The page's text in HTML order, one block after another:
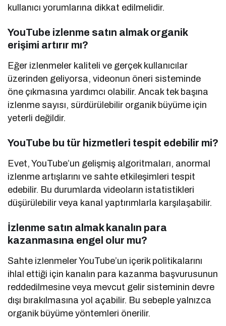
kullanıcı yorumlarına dikkat edilmelidir.
YouTube izlenme satın almak organik
erişimi artırır mı?
Eğer izlenmeler kaliteli ve gerçek kullanıcılar
üzerinden geliyorsa, videonun öneri sisteminde
öne çıkmasına yardımcı olabilir. Ancak tek başına
izlenme sayısı, sürdürülebilir organik büyüme için
yeterli değildir.
YouTube bu tür hizmetleri tespit edebilir mi?
Evet, YouTube’un gelişmiş algoritmaları, anormal
izlenme artışlarını ve sahte etkileşimleri tespit
edebilir. Bu durumlarda videoların istatistikleri
düşürülebilir veya kanal yaptırımlarla karşılaşabilir.
İzlenme satın almak kanalın para
kazanmasına engel olur mu?
Sahte izlenmeler YouTube’un içerik politikalarını
ihlal ettiği için kanalın para kazanma başvurusunun
reddedilmesine veya mevcut gelir sisteminin devre
dışı bırakılmasına yol açabilir. Bu sebeple yalnızca
organik büyüme yöntemleri önerilir.